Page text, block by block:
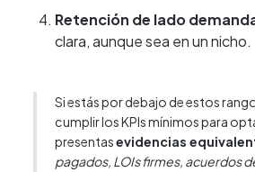
Retención de lado
clara, aunque sea en un nicho.
Si estás por debajo de estos
cumplir los KPIs mínimos para
presentasevidencias
pagados, LOIs firmes, acuerdos